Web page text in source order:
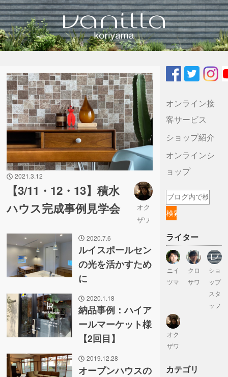
2021.3.12
【3/11・12・13】積水
ハウス完成事例見学会
オク
ザワ
2020.7.6
ルイスポールセン
の光を活かすため
に
2020.1.18
納品事例：ハイア
ールマーケット様
【2回目】
2019.12.28
オープンハウスの
オンライン接
客サービス
ショップ紹介
オンラインシ
ョップ
ライター
ニイ
ツマ
クロ
サワ
ショ
ップ
スタ
ッフ
オク
ザワ
カテゴリ